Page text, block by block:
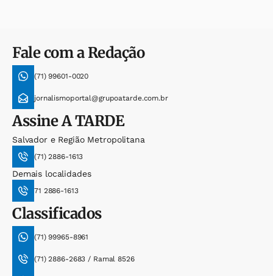
Fale com a Redação
(71) 99601-0020
jornalismoportal@grupoatarde.com.br
AssineA TARDE
Salvador e Região Metropolitana
(71) 2886-1613
Demais localidades
71 2886-1613
Classificados
(71) 99965-8961
(71) 2886-2683 / Ramal 8526